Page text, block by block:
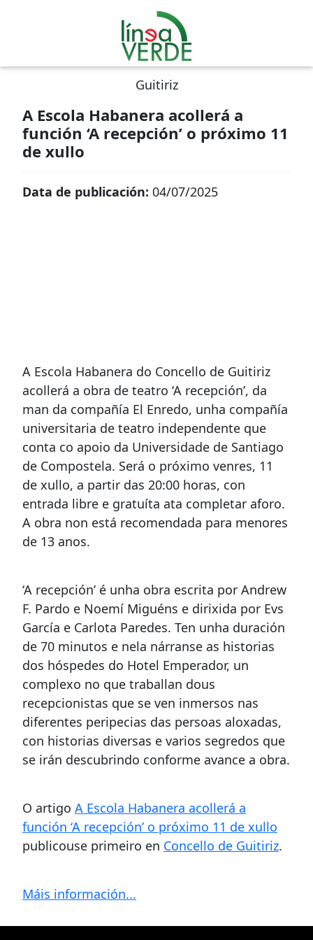
Guitiriz
A Escola Habanera acollerá a
función ‘A recepción’ o próximo 11
de xullo
Data de publicación: 04/07/2025
A Escola Habanera do Concello de Guitiriz
acollerá a obra de teatro ‘A recepción’, da
man da compañía El Enredo, unha compañía
universitaria de teatro independente que
conta co apoio da Universidade de Santiago
de Compostela. Será o próximo venres, 11
de xullo, a partir das 20:00 horas, con
entrada libre e gratuíta ata completar aforo.
A obra non está recomendada para menores
de 13 anos.
‘A recepción’ é unha obra escrita por Andrew
F. Pardo e Noemí Miguéns e dirixida por Evs
García e Carlota Paredes. Ten unha duración
de 70 minutos e nela nárranse as historias
dos hóspedes do Hotel Emperador, un
complexo no que traballan dous
recepcionistas que se ven inmersos nas
diferentes peripecias das persoas aloxadas,
con historias diversas e varios segredos que
se irán descubrindo conforme avance a obra.
O artigo A Escola Habanera acollerá a
función ‘A recepción’ o próximo 11 de xullo
publicouse primeiro en Concello de Guitiriz.
Máis información...